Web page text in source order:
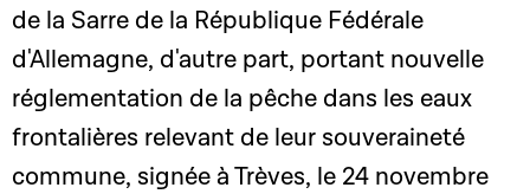
de la Sarre de la République Fédérale
d'Allemagne, d'autre part, portant nouvelle
réglementation de la pêche dans les eaux
frontalières relevant de leur souveraineté
commune, signée à Trèves, le 24 novembre